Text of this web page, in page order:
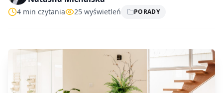
4 min czytania 25 wyświetleń PORADY